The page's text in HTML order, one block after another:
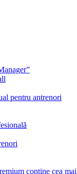
pentru antrenori
conține cea